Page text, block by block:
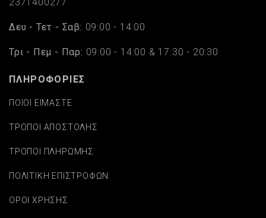
Δευ - Τετ - Σαβ: 09:00 - 14:00
Τρι - Πεμ - Παρ: 09:00 - 14:00 & 17:30 - 20:30
ΠΛΗΡΟΦΟΡΙΕΣ
ΠΟΙΟΙ ΕΙΜΑΣΤΕ
ΤΡΟΠΟΙ ΑΠΟΣΤΟΛΗΣ
ΤΡΟΠΟΙ ΠΛΗΡΩΜΗΣ
ΠΟΛΙΤΙΚΗ ΕΠΙΣΤΡΟΦΩΝ
ΟΡΟΙ ΧΡΗΣΗΣ